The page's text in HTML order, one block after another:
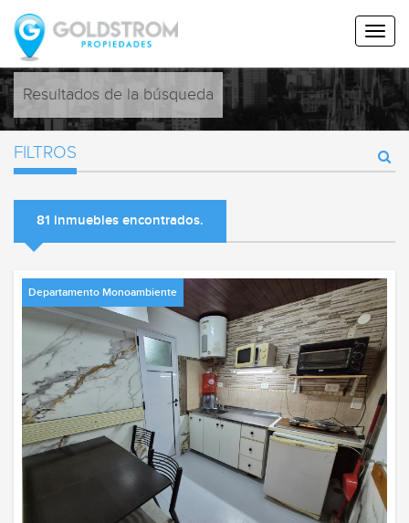
Resultados de la búsqueda
FILTROS
81 inmuebles encontrados.
Departamento Monoambiente